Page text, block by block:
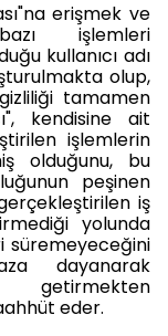
erişmek ve
işlemleri
kullanıcı adı
olup,
tamamen
kendisine ait
işlemlerin
olduğunu, bu
peşinen
iş
yolunda
süremeyeceğini
dayanarak
eder.